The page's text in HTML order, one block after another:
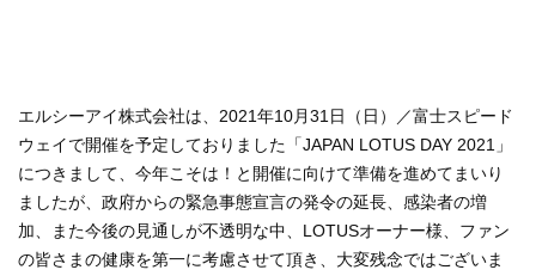
エルシーアイ株式会社は、2021年10月31日（日）／富士スピード
ウェイで開催を予定しておりました「JAPAN LOTUS DAY 2021」
につきまして、今年こそは！と開催に向けて準備を進めてまいり
ましたが、政府からの緊急事態宣言の発令の延長、感染者の増
加、また今後の見通しが不透明な中、LOTUSオーナー様、ファン
の皆さまの健康を第一に考慮させて頂き、大変残念ではございま